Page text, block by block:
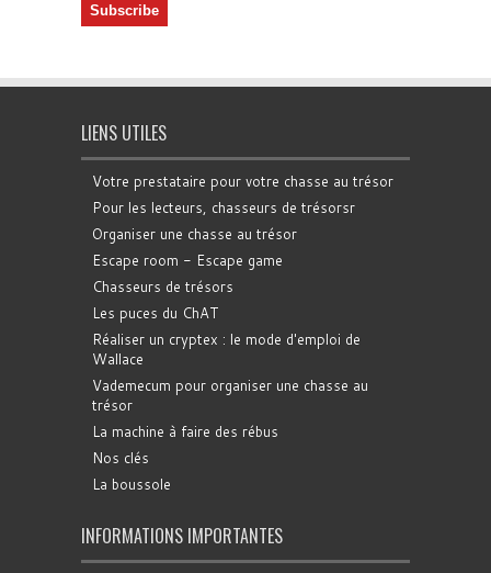
LIENS UTILES
Votre prestataire pour votre chasse au trésor
Pour les lecteurs, chasseurs de trésorsr
Organiser une chasse au trésor
Escape room - Escape game
Chasseurs de trésors
Les puces du ChAT
Réaliser un cryptex : le mode d'emploi de
Wallace
Vademecum pour organiser une chasse au
trésor
La machine à faire des rébus
Nos clés
La boussole
INFORMATIONS IMPORTANTES